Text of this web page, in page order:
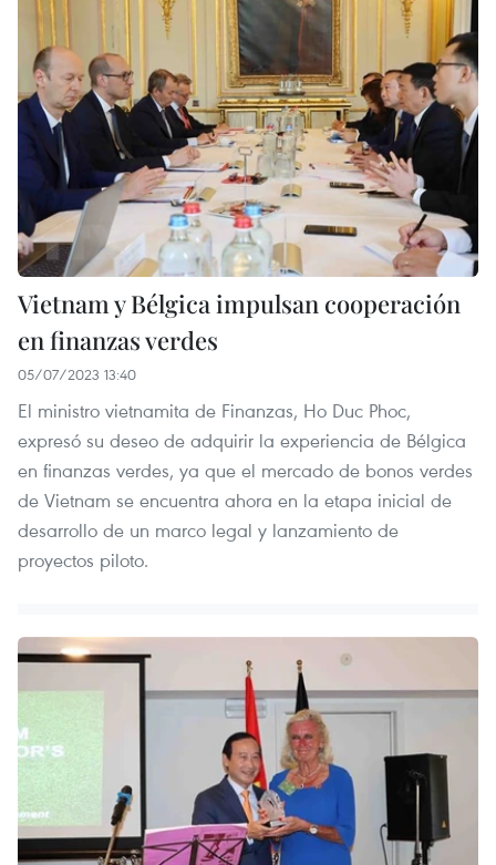
Vietnam y Bélgica impulsan cooperación
en finanzas verdes
05/07/2023 13:40
El ministro vietnamita de Finanzas, Ho Duc Phoc,
expresó su deseo de adquirir la experiencia de Bélgica
en finanzas verdes, ya que el mercado de bonos verdes
de Vietnam se encuentra ahora en la etapa inicial de
desarrollo de un marco legal y lanzamiento de
proyectos piloto.